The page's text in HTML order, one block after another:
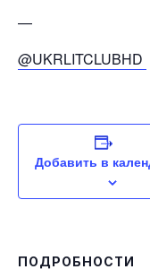
—
@UKRLITCLUBHD
Добавить в
ПОДРОБНОСТИ